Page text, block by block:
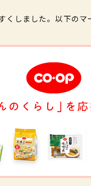
しました。以下のマ